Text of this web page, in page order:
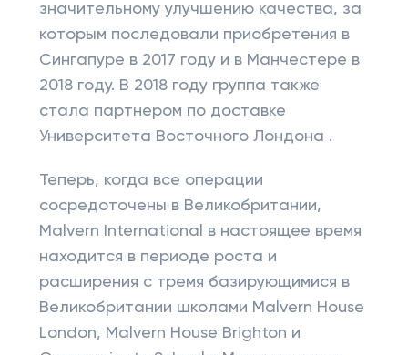
значительному улучшению качества, за
которым последовали приобретения в
Сингапуре в 2017 году и в Манчестере в
2018 году. В 2018 году группа также
стала партнером по доставке
Университета Восточного Лондона .
Теперь, когда все операции
сосредоточены в Великобритании,
Malvern International в настоящее время
находится в периоде роста и
расширения с тремя базирующимися в
Великобритании школами Malvern House
London, Malvern House Brighton и